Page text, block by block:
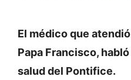
El médico que
Papa Francisco,
salud del Pontifice.